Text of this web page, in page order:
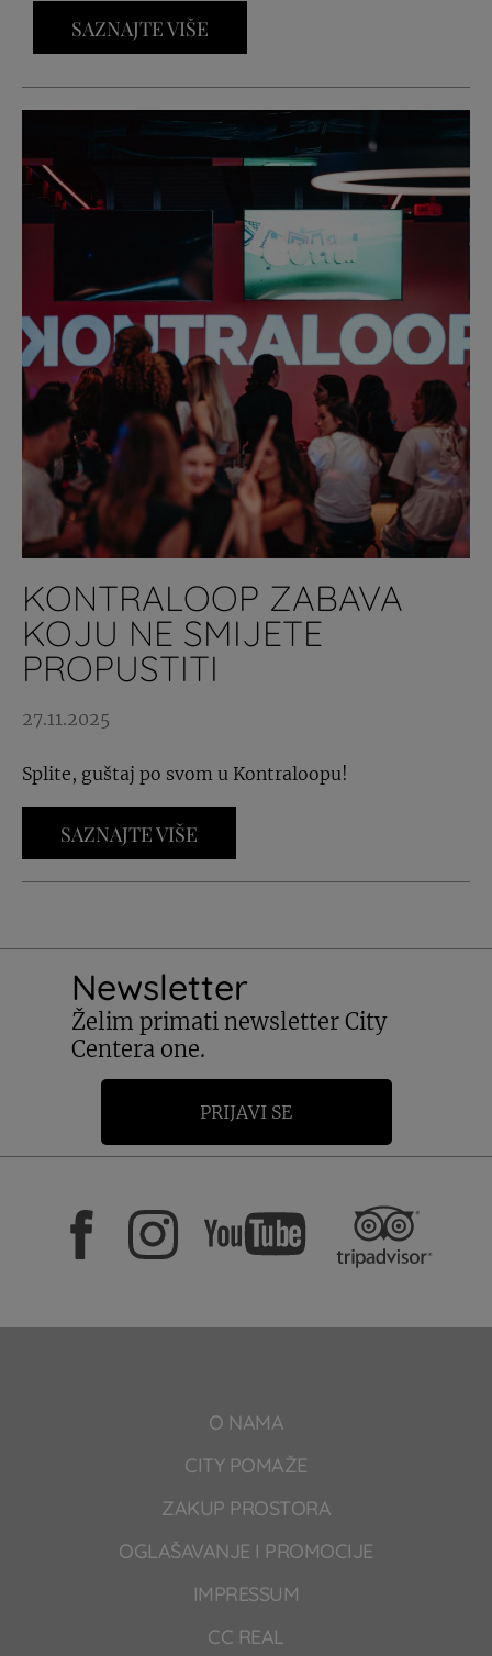
SAZNAJTE VIŠE
KONTRALOOP ZABAVA
KOJU NE SMIJETE
PROPUSTITI
27.11.2025
Splite, guštaj po svom u Kontraloopu!
SAZNAJTE VIŠE
Newsletter
Želim primati newsletter City
Centera one.
PRIJAVI SE
O NAMA
CITY POMAŽE
ZAKUP PROSTORA
OGLAŠAVANJE I PROMOCIJE
IMPRESSUM
CC REAL